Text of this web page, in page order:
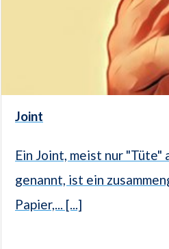
Joint
Ein Joint, meist nur "Tüte"
genannt, ist ein
Papier,... [...]